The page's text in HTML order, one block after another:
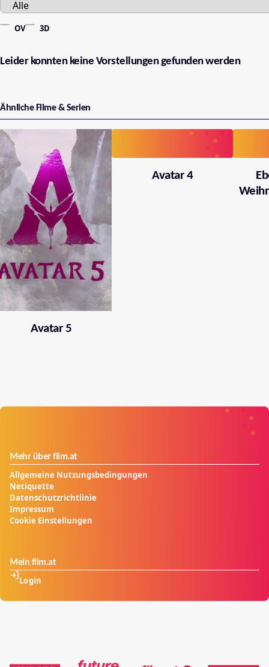
OV 3D
Leider konnten keine Vorstellungen gefunden werden
Ähnliche Filme & Serien
Avatar 5
Avatar 4
Mehr über film.at
Allgemeine Nutzungsbedingungen
Netiquette
Datenschutzrichtlinie
Impressum
Cookie Einstellungen
Mein film.at
Login